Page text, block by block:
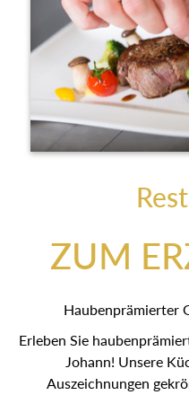
ZUM
Haubenprämierter
Erleben Sie
Johann! Unsere
Auszeichnungen